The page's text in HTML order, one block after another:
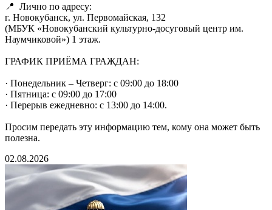
📍 Лично по адресу:
г. Новокубанск, ул. Первомайская, 132
(МБУК «Новокубанский культурно-досуговый центр им.
Наумчиковой») 1 этаж.
ГРАФИК ПРИЁМА ГРАЖДАН:
· Понедельник – Четверг: с 09:00 до 18:00
· Пятница: с 09:00 до 17:00
· Перерыв ежедневно: с 13:00 до 14:00.
Просим передать эту информацию тем, кому она может быть
полезна.
02.08.2026